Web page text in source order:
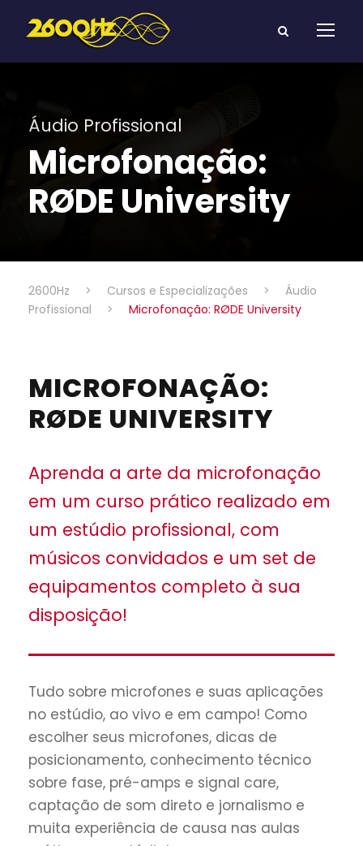
Áudio Profissional
Microfonação:
RØDE University
2600Hz > Cursos e Especializações >
Áudio
Profissional
> Microfonação: RØDE University
MICROFONAÇÃO:
RØDE UNIVERSITY
Aprenda a arte da microfonação
em um curso prático realizado em
um estúdio profissional, com
músicos convidados e um set de
equipamentos completo à sua
disposição!
Tudo sobre microfones e suas aplicações
no estúdio, ao vivo e em campo! Como
escolher seus microfones, dicas de
posicionamento, conhecimento técnico
sobre fase, pré-amps e signal care,
captação de som direto e jornalismo e
muita experiência de causa nas aulas